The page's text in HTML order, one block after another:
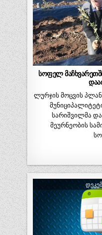
სოფელ
ლურჯის მოცვის
სარიშვილმა
მეურნეობის